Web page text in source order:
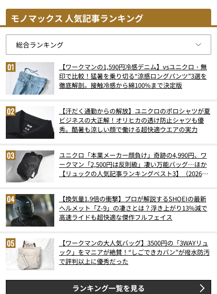
モノマックス 人気記事ランキング
【ワークマンの1,590円冷感デニム】vsユニクロ・無
印で比較！猛暑を乗り切る“涼感ロングパンツ”3選を
徹底解剖。接触冷感から綿100%まで決定版
【汗だく通勤からの解放】ユニクロのポロシャツが夏
ビジネスの大正解！オリヒカの透け防止シャツも優
秀。酷暑も涼しい顔で働ける超快適ウエアの実力
ユニクロ「本業メーカー顔負け」奇跡の4,990円、ワ
ークマン「2,500円は反則級」凄い万能バッグ…ほか
【リュックの人気記事ランキングベスト3】（2026年
【換気量1.9倍の衝撃】プロが解説するSHOEIの最新
ヘルメット「Z-9」の凄さとは？浮き上がり13%減で
高速ライドも超快適な傑作フルフェイス
【ワークマンの大人気バッグ】3500円の「3WAYリュ
ック」をマニアが絶賛！“しごできカバン”が撥水防汚
で評判以上に優秀だった
ランキング一覧を見る